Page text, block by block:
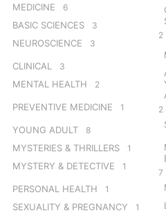
MEDICINE 6
BASIC SCIENCES 3
NEUROSCIENCE 3
CLINICAL 3
MENTAL HEALTH 2
PREVENTIVE MEDICINE 1
YOUNG ADULT 8
MYSTERIES & THRILLERS 1
MYSTERY & DETECTIVE 1
PERSONAL HEALTH 1
SEXUALITY & PREGNANCY 1
2
2
7